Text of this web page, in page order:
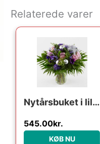
Relaterede varer
Nytårsbuket i lilla – Send blomster med Bloomit
545.00kr.
KØB NU